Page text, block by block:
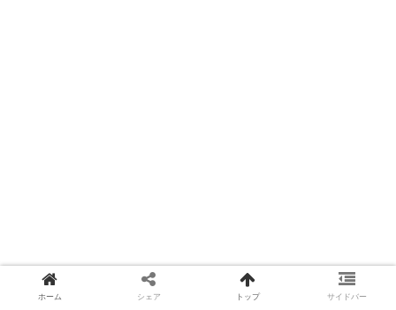
ホーム シェア トップ サイドバー